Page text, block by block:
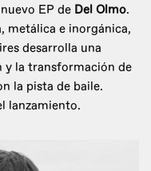
EP de Del Olmo.
metálica e inorgánica,
desarrolla una
y la transformación de
la pista de baile.
lanzamiento.